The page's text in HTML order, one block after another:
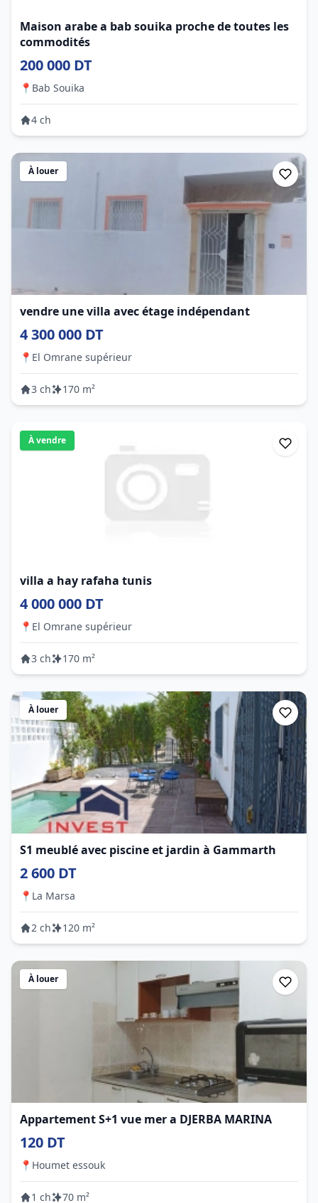
Maison arabe a bab souika proche de toutes les
commodités
200 000 DT
📍 Bab Souika
4 ch
À louer
vendre une villa avec étage indépendant
4 300 000 DT
📍 El Omrane supérieur
3 ch 170 m²
À vendre
villa a hay rafaha tunis
4 000 000 DT
📍 El Omrane supérieur
3 ch 170 m²
À louer
S1 meublé avec piscine et jardin à Gammarth
2 600 DT
📍 La Marsa
2 ch 120 m²
À louer
Appartement S+1 vue mer a DJERBA MARINA
120 DT
📍 Houmet essouk
1 ch 70 m²